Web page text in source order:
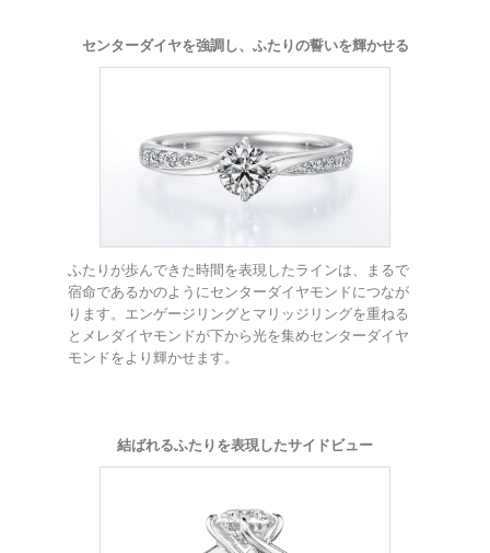
センターダイヤを強調し、ふたりの誓いを輝かせる
ふたりが歩んできた時間を表現したラインは、まるで
宿命であるかのようにセンターダイヤモンドにつなが
ります。エンゲージリングとマリッジリングを重ねる
とメレダイヤモンドが下から光を集めセンターダイヤ
モンドをより輝かせます。
結ばれるふたりを表現したサイドビュー